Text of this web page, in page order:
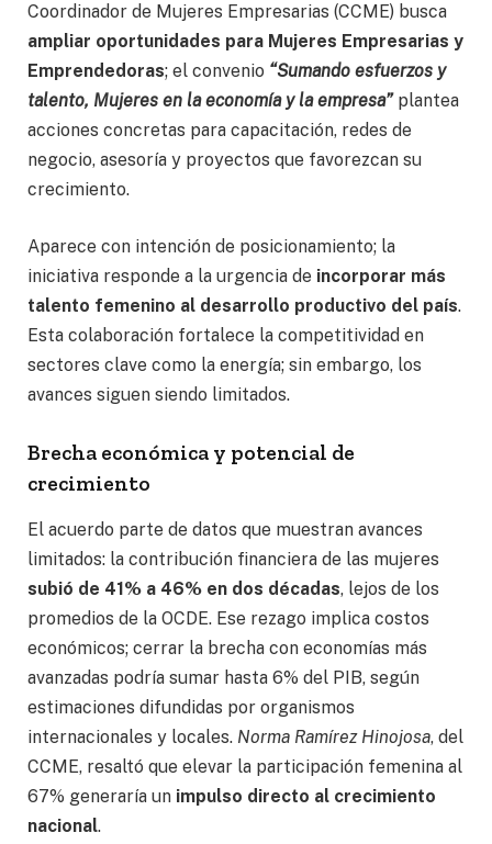
Coordinador de Mujeres Empresarias (CCME) busca
ampliar oportunidades para Mujeres Empresarias y
Emprendedoras; el convenio “Sumando esfuerzos y
talento, Mujeres en la economía y la empresa”plantea
acciones concretas para capacitación, redes de
negocio, asesoría y proyectos que favorezcan su
crecimiento.
Aparece con intención de posicionamiento; la
iniciativa responde a la urgencia de incorporar más
talento femenino al desarrollo productivo del país.
Esta colaboración fortalece la competitividad en
sectores clave como la energía; sin embargo, los
avances siguen siendo limitados.
Brecha económica y potencial de
crecimiento
El acuerdo parte de datos que muestran avances
limitados: la contribución financiera de las mujeres
subió de 41% a 46% en dos décadas, lejos de los
promedios de la OCDE. Ese rezago implica costos
económicos; cerrar la brecha con economías más
avanzadas podría sumar hasta 6% del PIB, según
estimaciones difundidas por organismos
internacionales y locales. Norma Ramírez Hinojosa, del
CCME, resaltó que elevar la participación femenina al
67% generaría un impulso directo al crecimiento
nacional.